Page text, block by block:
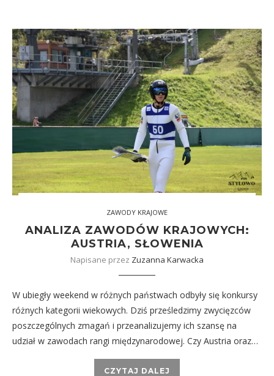
ZAWODY KRAJOWE
ANALIZA ZAWODÓW KRAJOWYCH:
AUSTRIA, SŁOWENIA
Napisane przez Zuzanna Karwacka
W ubiegły weekend w różnych państwach odbyły się konkursy
różnych kategorii wiekowych. Dziś prześledzimy zwycięzców
poszczególnych zmagań i przeanalizujemy ich szansę na
udział w zawodach rangi międzynarodowej. Czy Austria oraz…
CZYTAJ DALEJ